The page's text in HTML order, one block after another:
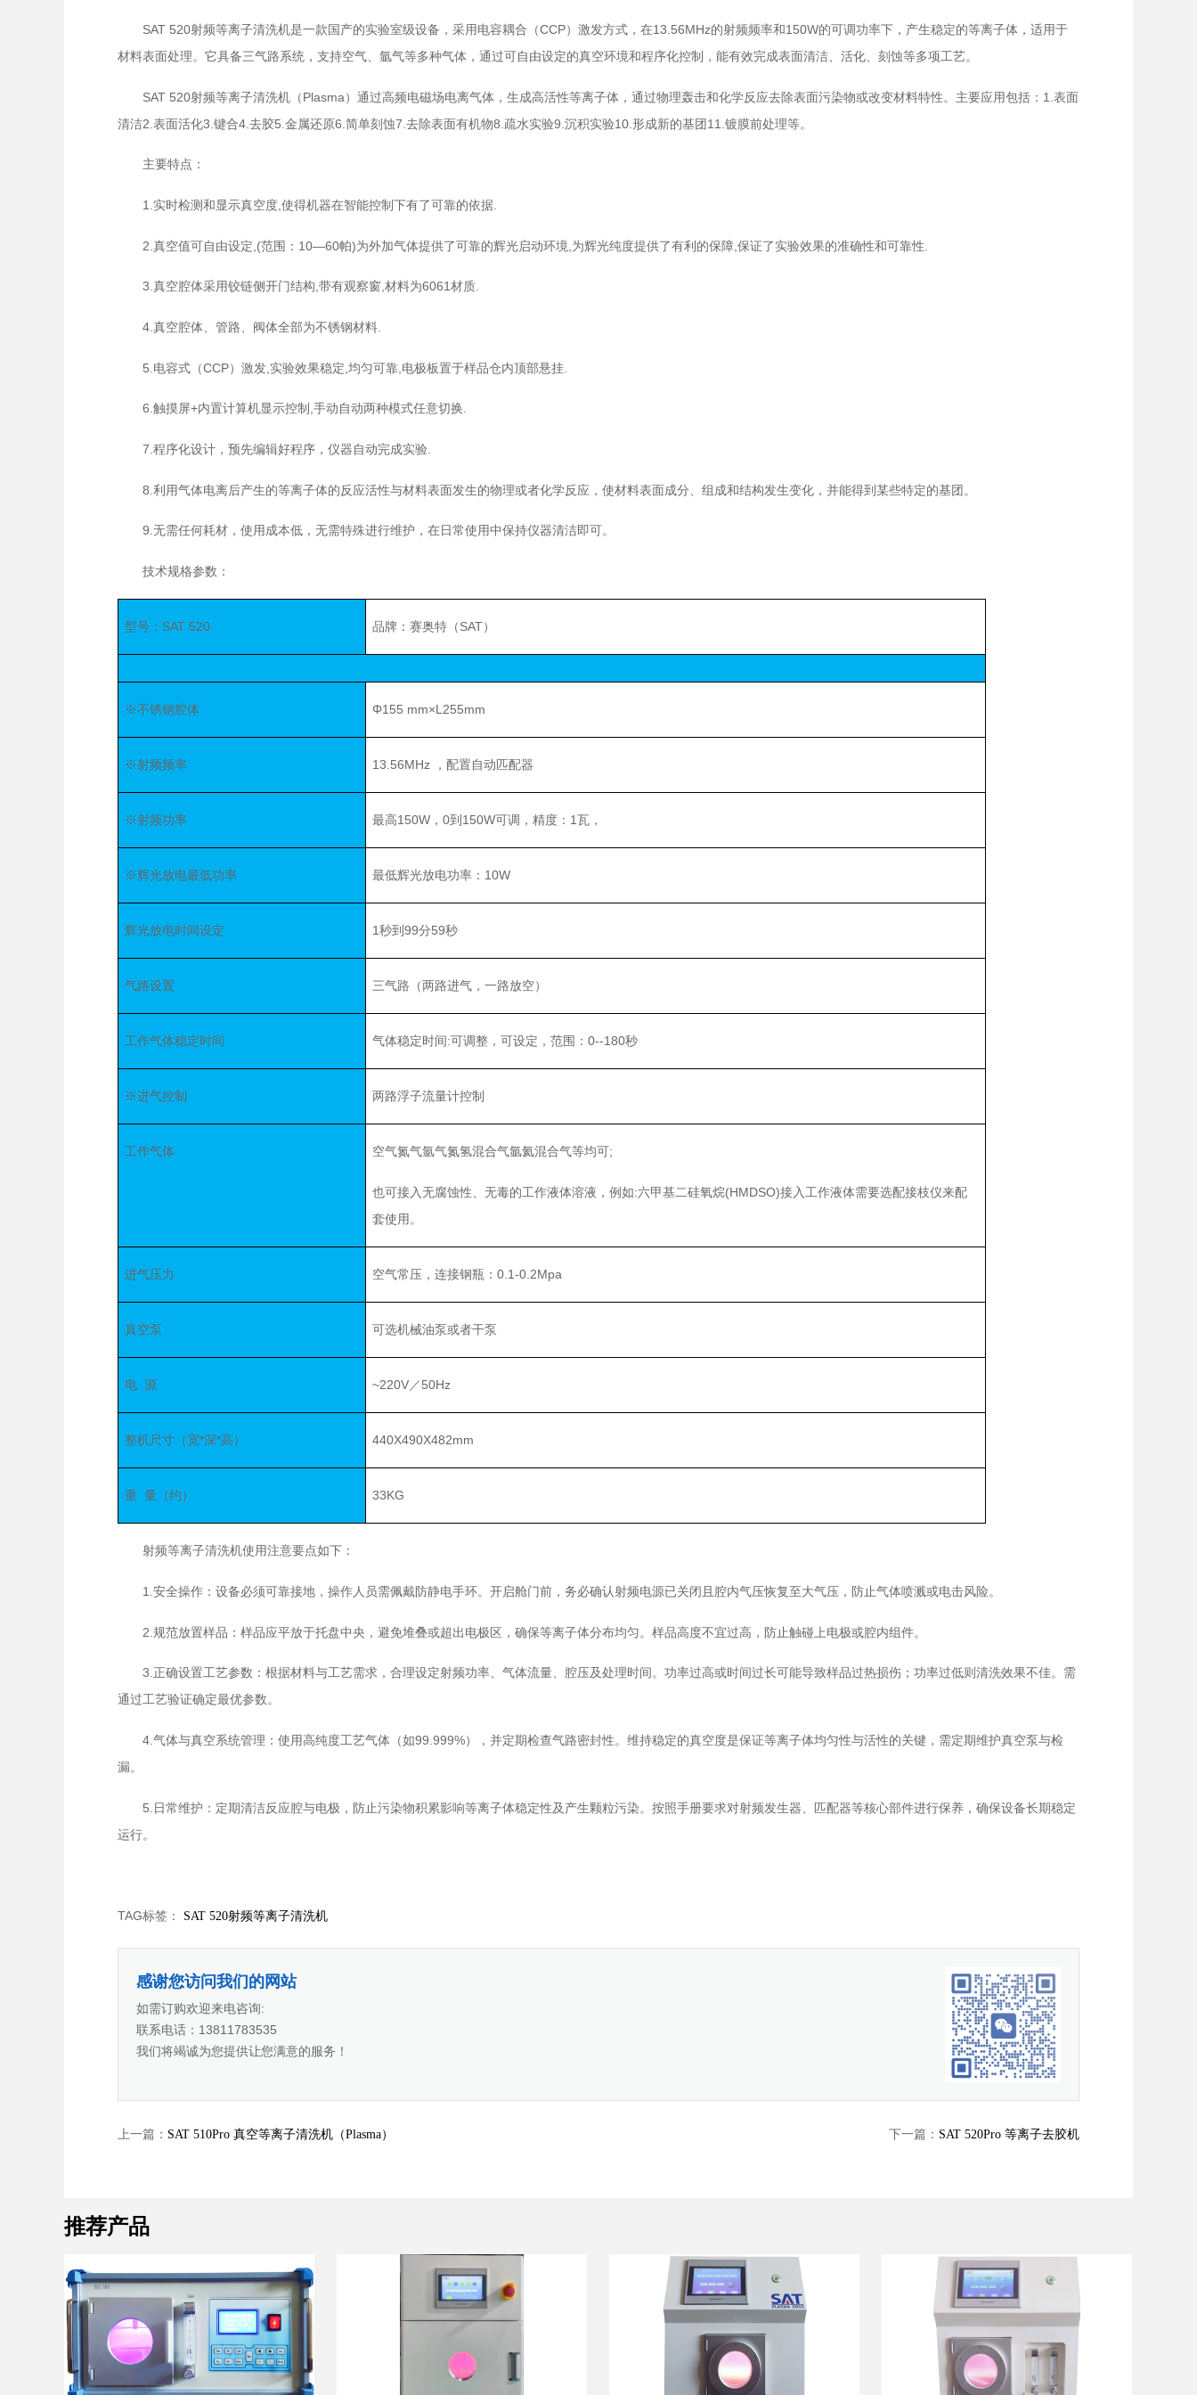
SAT 520射频等离子清洗机是一款国产的实验室级设备，采用电容耦合（CCP）激发方式，在13.56MHz的射频频率和150W的可调功率下，产生稳定的等离子体，适用于
材料表面处理。它具备三气路系统，支持空气、氩气等多种气体，通过可自由设定的真空环境和程序化控制，能有效完成表面清洁、活化、刻蚀等多项工艺。
SAT 520射频等离子清洗机（Plasma）通过高频电磁场电离气体，生成高活性等离子体，通过物理轰击和化学反应去除表面污染物或改变材料特性。主要应用包括：1.表面
清洁2.表面活化3.键合4.去胶5.金属还原6.简单刻蚀7.去除表面有机物8.疏水实验9.沉积实验10.形成新的基团11.镀膜前处理等。
主要特点：
1.实时检测和显示真空度,使得机器在智能控制下有了可靠的依据.
2.真空值可自由设定,(范围：10—60帕)为外加气体提供了可靠的辉光启动环境,为辉光纯度提供了有利的保障,保证了实验效果的准确性和可靠性.
3.真空腔体采用铰链侧开门结构,带有观察窗,材料为6061材质.
4.真空腔体、管路、阀体全部为不锈钢材料.
5.电容式（CCP）激发,实验效果稳定,均匀可靠,电极板置于样品仓内顶部悬挂.
6.触摸屏+内置计算机显示控制,手动自动两种模式任意切换.
7.程序化设计，预先编辑好程序，仪器自动完成实验.
8.利用气体电离后产生的等离子体的反应活性与材料表面发生的物理或者化学反应，使材料表面成分、组成和结构发生变化，并能得到某些特定的基团。
9.无需任何耗材，使用成本低，无需特殊进行维护，在日常使用中保持仪器清洁即可。
技术规格参数：
型号：SAT 520 品牌：赛奥特（SAT）
※不锈钢腔体 Φ155 mm×L255mm
※射频频率 13.56MHz ，配置自动匹配器
※射频功率 最高150W，0到150W可调，精度：1瓦，
※辉光放电最低功率 最低辉光放电功率：10W
辉光放电时间设定 1秒到99分59秒
气路设置 三气路（两路进气，一路放空）
工作气体稳定时间 气体稳定时间:可调整，可设定，范围：0--180秒
※进气控制 两路浮子流量计控制
工作气体 空气氮气氩气氮氢混合气氩氦混合气等均可;
也可接入无腐蚀性、无毒的工作液体溶液，例如:六甲基二硅氧烷(HMDSO)接入工作液体需要选配接枝仪来配
套使用。
进气压力 空气常压，连接钢瓶：0.1-0.2Mpa
真空泵 可选机械油泵或者干泵
电 源 ~220V／50Hz
整机尺寸（宽*深*高） 440X490X482mm
重 量（约） 33KG
射频等离子清洗机使用注意要点如下：
1.安全操作：设备必须可靠接地，操作人员需佩戴防静电手环。开启舱门前，务必确认射频电源已关闭且腔内气压恢复至大气压，防止气体喷溅或电击风险。
2.规范放置样品：样品应平放于托盘中央，避免堆叠或超出电极区，确保等离子体分布均匀。样品高度不宜过高，防止触碰上电极或腔内组件。
3.正确设置工艺参数：根据材料与工艺需求，合理设定射频功率、气体流量、腔压及处理时间。功率过高或时间过长可能导致样品过热损伤；功率过低则清洗效果不佳。需
通过工艺验证确定最优参数。
4.气体与真空系统管理：使用高纯度工艺气体（如99.999%），并定期检查气路密封性。维持稳定的真空度是保证等离子体均匀性与活性的关键，需定期维护真空泵与检
漏。
5.日常维护：定期清洁反应腔与电极，防止污染物积累影响等离子体稳定性及产生颗粒污染。按照手册要求对射频发生器、匹配器等核心部件进行保养，确保设备长期稳定
运行。
TAG标签： SAT 520射频等离子清洗机
感谢您访问我们的网站
如需订购欢迎来电咨询:
联系电话：13811783535
我们将竭诚为您提供让您满意的服务！
上一篇： SAT 510Pro 真空等离子清洗机（Plasma） 下一篇： SAT 520Pro 等离子去胶机
推荐产品